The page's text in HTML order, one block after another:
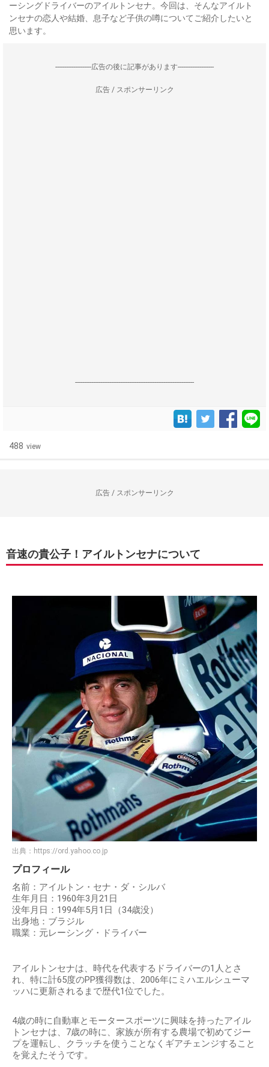
ーシングドライバーのアイルトンセナ。今回は、そんなアイルト
ンセナの恋人や結婚、息子など子供の噂についてご紹介したいと
思います。
--------------------広告の後に記事があります--------------------
広告 / スポンサーリンク
------------------------------------------------------------------
488 view
広告 / スポンサーリンク
音速の貴公子！アイルトンセナについて
出典： https://ord.yahoo.co.jp
プロフィール
名前：アイルトン・セナ・ダ・シルバ
生年月日：1960年3月21日
没年月日：1994年5月1日（34歳没）
出身地：ブラジル
職業：元レーシング・ドライバー
アイルトンセナは、時代を代表するドライバーの1人とさ
れ、特に計65度のPP獲得数は、2006年にミハエルシューマ
ッハに更新されるまで歴代1位でした。
4歳の時に自動車とモータースポーツに興味を持ったアイル
トンセナは、7歳の時に、家族が所有する農場で初めてジー
プを運転し、クラッチを使うことなくギアチェンジすること
を覚えたそうです。